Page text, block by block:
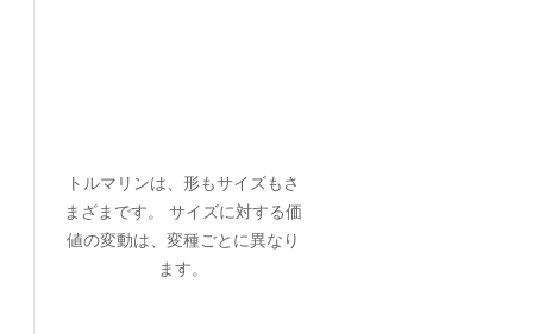
トルマリンは、形もサイズもさ
まざまです。 サイズに対する価
値の変動は、変種ごとに異なり
ます。